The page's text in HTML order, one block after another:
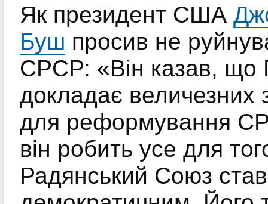
Як президент США
Буш просив не
СРСР: «Він казав, що
докладає величезних
для реформування
він робить усе для
Радянський Союз став